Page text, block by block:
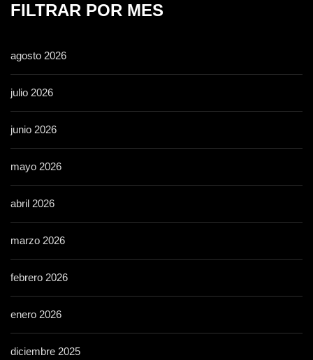
FILTRAR POR MES
agosto 2026
julio 2026
junio 2026
mayo 2026
abril 2026
marzo 2026
febrero 2026
enero 2026
diciembre 2025